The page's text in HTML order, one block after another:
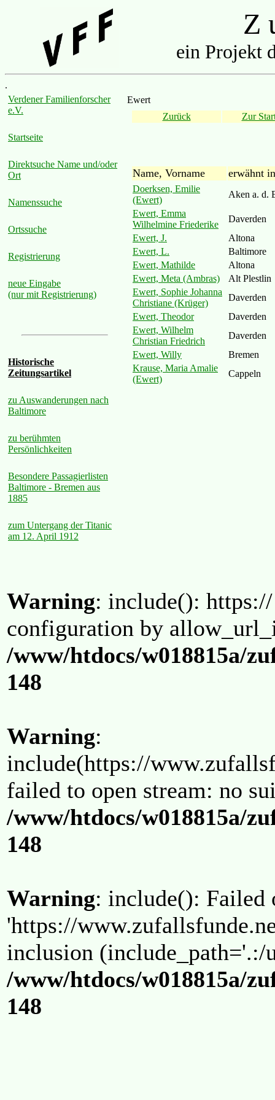
Z
ein Projekt
.
Verdener Familienforscher
e.V.
Startseite
Direktsuche Name und/oder
Ort
Namenssuche
Ortssuche
Registrierung
neue Eingabe
(nur mit Registrierung)
Historische
Zeitungsartikel
zu Auswanderungen nach
Baltimore
zu berühmten
Persönlichkeiten
Besondere Passagierlisten
Baltimore - Bremen aus
1885
zum Untergang der Titanic
am 12. April 1912
Ewert
Zurück
Zur
Name, Vorname erwähnt in
Doerksen, Emilie
(Ewert)
Aken a. d.
Ewert, Emma
Wilhelmine Friederike
Daverden
Ewert, J.
Altona
Ewert, L.
Baltimore
Ewert, Mathilde
Altona
Ewert, Meta (Ambras)
Alt Plestlin
Ewert, Sophie Johanna
Christiane (Krüger)
Daverden
Ewert, Theodor
Daverden
Ewert, Wilhelm
Christian Friedrich
Daverden
Ewert, Willy
Bremen
Krause, Maria Amalie
(Ewert)
Cappeln
Warning: include():
configuration by
/www/htdocs/w018815a/
148
Warning:
include(https://
failed to open stream: no
/www/htdocs/w018815a/
148
Warning: include(): Failed
'https://
inclusion (include_path='.:/
/www/htdocs/w018815a/
148